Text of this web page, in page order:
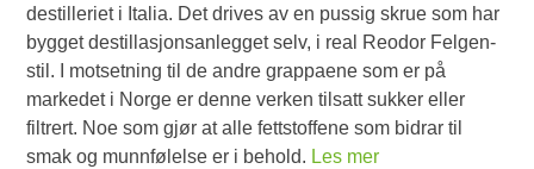
destilleriet i Italia. Det drives av en pussig skrue som har
bygget destillasjonsanlegget selv, i real Reodor Felgen-
stil. I motsetning til de andre grappaene som er på
markedet i Norge er denne verken tilsatt sukker eller
filtrert. Noe som gjør at alle fettstoffene som bidrar til
smak og munnfølelse er i behold. Les mer